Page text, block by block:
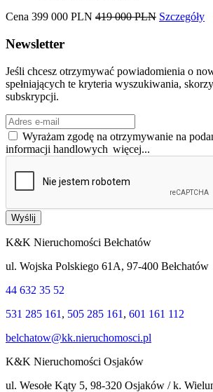
Cena 399 000 PLN 419 000 PLN Szczegóły
Newsletter
Jeśli chcesz otrzymywać powiadomienia o
spełniających te kryteria wyszukiwania,
subskrypcji.
Wyrażam zgodę na otrzymywanie na
informacji handlowych więcej...
Wyślij
K&K Nieruchomości Bełchatów
ul. Wojska Polskiego 61A, 97-400 Bełchatów
44 632 35 52
531 285 161 , 505 285 161 , 601 161 112
belchatow@kk.nieruchomosci.pl
K&K Nieruchomości Osjaków
ul. Wesołe Kąty 5, 98-320 Osjaków / k.